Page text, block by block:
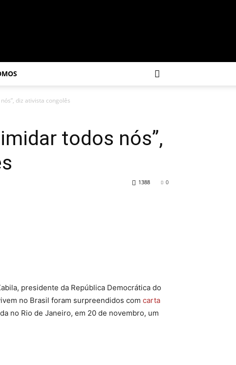
diz ativista congolês
todos nós”,
0
1388
presidente da República Democrática do
no Brasil foram surpreendidos com carta
no Rio de Janeiro, em 20 de novembro, um